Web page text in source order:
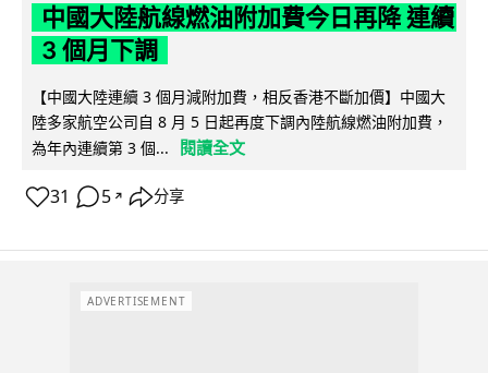
中國大陸航線燃油附加費今日再降 連續
3 個月下調
【中國大陸連續 3 個月減附加費，相反香港不斷加價】中國大
陸多家航空公司自 8 月 5 日起再度下調內陸航線燃油附加費，
為年內連續第 3 個...
閱讀全文
31 5 ↗ 分享
ADVERTISEMENT